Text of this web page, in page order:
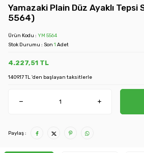
Yamazaki Plain Düz Ayaklı Tepsi
5564)
Ürün Kodu : YM 5564
Stok Durumu : Son 1 Adet
4.227,51 TL
1409.17 TL 'den başlayan taksitlerle
Paylaş :